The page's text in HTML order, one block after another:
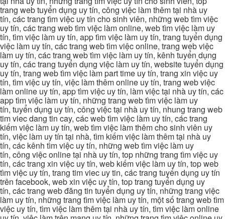
trang web tuyển dụng uy tín, công việc làm thêm tại nhà uy
tín, các trang tìm việc uy tín cho sinh viên, những web tìm việc
uy tín, các trang web tìm việc làm online, web tìm việc làm uy
tín, tìm việc làm uy tín, app tìm việc làm uy tín, trang tuyển dụng
việc làm uy tín, các trang web tìm việc online, trang web việc
làm uy tín, các trang web tìm việc làm uy tín, kênh tuyển dụng
uy tín, các trang tuyển dụng việc làm uy tín, website tuyển dụng
uy tín, trang web tìm việc làm part time uy tín, trang xin việc uy
tín, tìm việc uy tín, việc làm thêm online uy tín, trang web việc
làm online uy tín, app tìm việc uy tín, làm việc tại nhà uy tín, các
app tìm việc làm uy tín, những trang web tìm việc làm uy
tín, tuyển dụng uy tín, công việc tại nhà uy tín, nhung trang web
tim viec dang tin cay, các web tìm việc làm uy tín, các trang
kiếm việc làm uy tín, web tìm việc làm thêm cho sinh viên uy
tín, việc làm uy tín tại nhà, tìm kiếm việc làm thêm tại nhà uy
tín, các kênh tìm việc uy tín, những web tìm việc làm uy
tín, công việc online tại nhà uy tín, top những trang tìm việc uy
tín, các trang xin việc uy tín, web kiếm việc làm uy tín, top web
tìm việc uy tín, trang tim viec uy tin, các trang tuyển dụng uy tín
trên facebook, web xin việc uy tín, top trang tuyển dụng uy
tín, các trang web đăng tin tuyển dụng uy tín, những trang việc
làm uy tín, những trang tìm việc làm uy tín, một số trang web tìm
việc uy tín, tìm việc làm thêm tại nhà uy tín, tìm việc làm online